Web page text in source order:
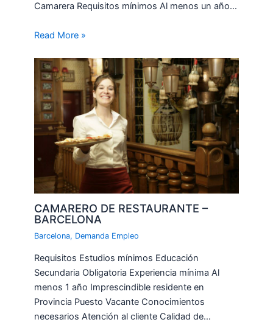
Camarera Requisitos mínimos Al menos un año…
Read More »
CAMARERO DE RESTAURANTE –
BARCELONA
Barcelona, Demanda Empleo
Requisitos Estudios mínimos Educación
Secundaria Obligatoria Experiencia mínima Al
menos 1 año Imprescindible residente en
Provincia Puesto Vacante Conocimientos
necesarios Atención al cliente Calidad de…